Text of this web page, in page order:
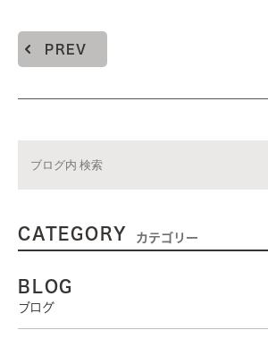
PREV
CATEGORY カテゴリー
BLOG
ブログ